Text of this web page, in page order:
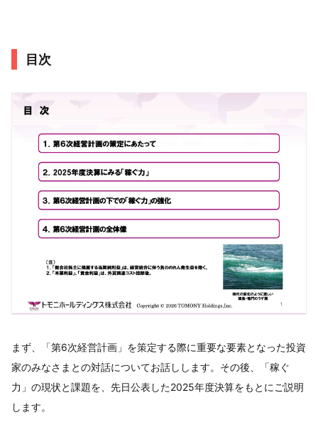
目次
まず、「第6次経営計画」を策定する際に重要な要素となった投資
家のみなさまとの対話についてお話しします。その後、「稼ぐ
力」の現状と課題を、先日公表した2025年度決算をもとにご説明
します。